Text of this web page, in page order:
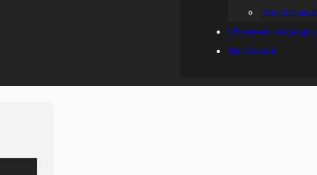
Обучение
Логопедия